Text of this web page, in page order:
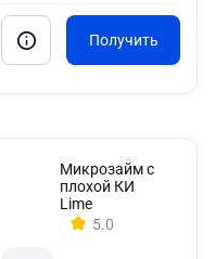
Микрозайм с
плохой КИ
Lime
5.0